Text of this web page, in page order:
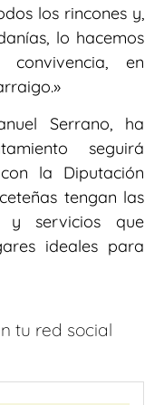
los rincones y,
lo hacemos
en
Serrano, ha
seguirá
la Diputación
tengan las
y servicios que
ideales para
tu red social